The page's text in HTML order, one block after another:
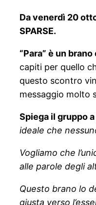
Da venerdì 20
SPARSE.
“Para” è un
capiti per quello
questo scontro
messaggio molto
Spiega il gruppo
ideale che
Vogliamo che
alle parole degli
Questo brano lo
giusta verso